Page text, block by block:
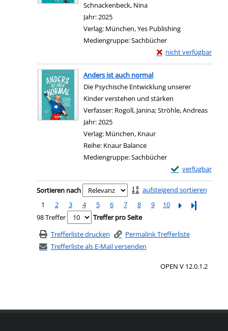
Schnackenbeck, Nina
Jahr:2025
Verlag: München, Yes Publishing
Mediengruppe:Sachbücher
nicht verfügbar
Exemplar-Details von
Zum Download von
Anders ist auch normal
Die Psychische Entwicklung unserer
Kinder verstehen und stärken
Verfasser: Rogoll, Janina;Ströhle, Andreas
Jahr:2025
Verlag: München, Knaur
Reihe: Knaur Balance
Mediengruppe:Sachbücher
verfügbar
Exemplar-Details
Zum Download
Zu den Suchfiltern springen
Sortieren nach
aufsteigend sortieren
1
2 3 4 5 6 7 8 9 10
Letzte Seite
98 Treffer
Treffer pro Seite
Trefferliste drucken
Permalink Trefferliste
Trefferliste als E-Mail versenden
OPEN V 12.0.1.2